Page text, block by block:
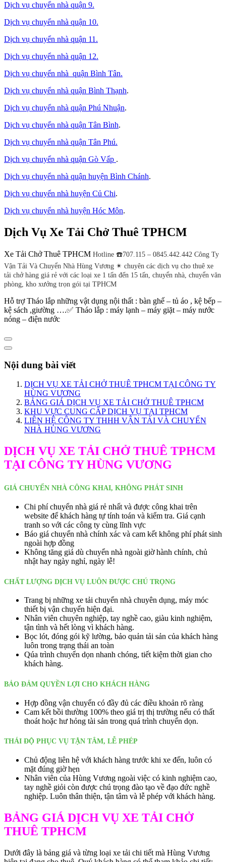
Dịch vụ chuyển nhà quận 9.
Dịch vụ chuyển nhà quận 10.
Dịch vụ chuyển nhà quận 11.
Dịch vụ chuyển nhà quận 12.
Dịch vụ chuyển nhà quận Bình Tân.
Dịch vụ chuyển nhà quận Bình Thạnh.
Dịch vụ chuyển nhà quận Phú Nhuận.
Dịch vụ chuyển nhà quận Tân Bình.
Dịch vụ chuyển nhà quận Tân Phú.
Dịch vụ chuyển nhà quận Gò Vấp .
Dịch vụ chuyển nhà quận huyện Bình Chánh.
Dịch vụ chuyển nhà huyện Củ Chi.
Dịch vụ chuyển nhà huyện Hóc Môn.
Dịch Vụ Xe Tải Chở Thuê TPHCM
Xe Tải Chở Thuê TPHCM Hotline ☎️707.115 – 0845.442.442 Công Ty
Vận Tải Và Chuyển Nhà Hùng Vương ✴ chuyên các dịch vụ cho thuê xe
tải chở hàng giá rẻ với các loại xe 1 tấn đến 15 tấn, chuyển nhà, chuyển văn
phòng, kho xưởng trọn gói tại TPHCM
Hỗ trợ Tháo lắp những vật dụng nội thất : bàn ghế – tủ áo , kệ bếp –
kệ sách ,giường ….✅ Tháo lắp : máy lạnh – máy giặt – máy nước
nóng – điện nước
Nội dung bài viết
DỊCH VỤ XE TẢI CHỞ THUÊ TPHCM TẠI CÔNG TY
HÙNG VƯƠNG
BẢNG GIÁ DỊCH VỤ XE TẢI CHỞ THUÊ TPHCM
KHU VỰC CUNG CẤP DỊCH VỤ TẠI TPHCM
LIÊN HỆ CÔNG TY THHH VẬN TẢI VÀ CHUYỂN
NHÀ HÙNG VƯƠNG
DỊCH VỤ XE TẢI CHỞ THUÊ TPHCM
TẠI CÔNG TY HÙNG VƯƠNG
GIÁ CHUYỂN NHÀ CÔNG KHAI, KHÔNG PHÁT SINH
Chi phí chuyển nhà giá rẻ nhất và được công khai trên
website để khách hàng tự tính toán và kiểm tra. Giá cạnh
tranh so với các công ty cùng lĩnh vực
Báo giá chuyển nhà chính xác và cam kết không phí phát sinh
ngoài hợp đồng
Không tăng giá dù chuyển nhà ngoài giờ hành chính, chủ
nhật hay ngày nghỉ, ngày lễ!
CHẤT LƯỢNG DỊCH VỤ LUÔN ĐƯỢC CHÚ TRỌNG
Trang bị những xe tải chuyển nhà chuyên dụng, máy móc
thiết bị vận chuyển hiện đại.
Nhân viên chuyên nghiệp, tay nghề cao, giàu kinh nghiệm,
tận tình và hết lòng vì khách hàng.
Bọc lót, đóng gói kỹ lường, bảo quản tải sản của khách hàng
luôn trong trạng thái an toàn
Qúa trình chuyển dọn nhanh chóng, tiết kiệm thời gian cho
khách hàng.
BẢO ĐẢM QUYỀN LỢI CHO KHÁCH HÀNG
Hợp đồng vận chuyển có đầy đủ các điều khoản rõ ràng
Cam kết bồi thường 100% theo giá trị thị trường nếu có thất
thoát hoặc hư hỏng tài sản trong quá trình chuyển dọn.
THÁI ĐỘ PHỤC VỤ TẬN TÂM, LỄ PHÉP
Chủ động liên hệ với khách hàng trước khi xe đến, luôn có
mặt đúng giờ hẹn
Nhân viên của Hùng Vương ngoài việc có kinh nghiệm cao,
tay nghề giỏi còn được chú trọng đào tạo về đạo đức nghề
nghiệp. Luôn thân thiện, tận tâm và lễ phép với khách hàng.
BẢNG GIÁ DỊCH VỤ XE TẢI CHỞ
THUÊ TPHCM
Dưới đây là bảng giá và từng loại xe tải chi tiết mà Hùng Vương